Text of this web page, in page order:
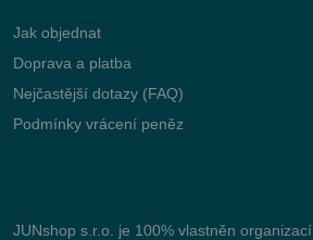
Jak objednat
Doprava a platba
Nejčastější dotazy (FAQ)
Podmínky vrácení peněz
JUNshop s.r.o.
je 100% vlastněn organizací